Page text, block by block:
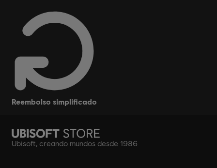
reembolso simplificado
Ubisoft, creando mundos desde 1986